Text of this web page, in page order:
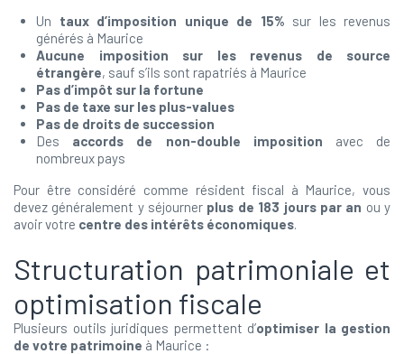
Un taux d’imposition unique de 15% sur les revenus
générés à Maurice
Aucune imposition sur les revenus de source
étrangère, sauf s’ils sont rapatriés à Maurice
Pas d’impôt sur la fortune
Pas de taxe sur les plus-values
Pas de droits de succession
Des accords de non-double imposition avec de
nombreux pays
Pour être considéré comme résident fiscal à Maurice, vous
devez généralement y séjourner plus de 183 jours par an ou y
avoir votre centre des intérêts économiques.
Structuration patrimoniale et
optimisation fiscale
Plusieurs outils juridiques permettent d’optimiser la gestion
de votre patrimoine à Maurice :